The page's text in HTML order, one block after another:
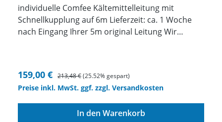
individuelle Comfee Kältemittelleitung mit
Schnellkupplung auf 6m Lieferzeit: ca. 1 Woche
nach Eingang Ihrer 5m original Leitung Wir
ACHTUNG die original Leitung muss uns
eingeschickt werden. Wenn Sie das Gerät bei uns
kaufen natürlich nicht. Unser Angebot bezieht
sich auf das Verlängern oder Verkürzen der
Verkaufspreis:
159,00 € Regulärer Preis:
213,48 €(25.52% gespart)
Preise inkl. MwSt. ggf. zzgl. Versandkosten
In den Warenkorb